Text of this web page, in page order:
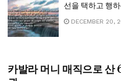
선을 택하고 행
DECEMBER 20,
카발라 머니 매직으로 산